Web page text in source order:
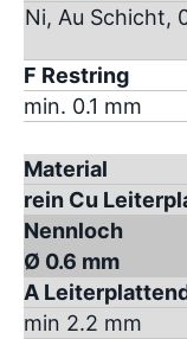
Ni, Au Schicht,
F Restring
min. 0.1 mm
Material
rein Cu
Nennloch
Ø 0.6 mm
A
min 2.2 mm